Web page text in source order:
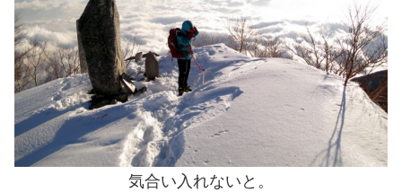
気合い入れないと。